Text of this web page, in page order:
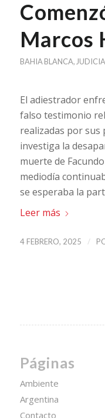
Marcos
BAHIA BLANCA,
El adiestrador
falso testimonio
realizadas por sus
investiga la
muerte de
mediodía
se esperaba la
Leer más
4 FEBRERO, 2025 /
Páginas
Ambiente
Argentina
Contacto